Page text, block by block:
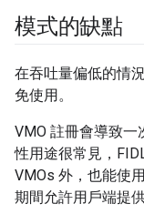
模式的缺點
在吞吐量偏低的情
免使用。
VMO 註冊會導致一
性用途很常見，
VMOs 外，也能使
期間允許用戶端提